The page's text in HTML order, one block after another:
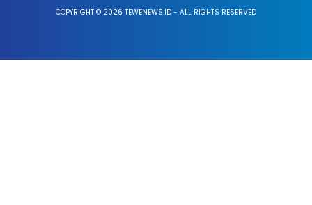
COPYRIGHT © 2026 TEWENEWS.ID - ALL RIGHTS RESERVED